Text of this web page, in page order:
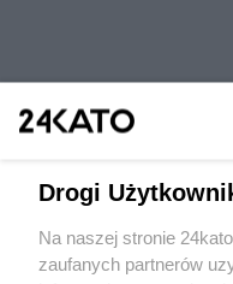
Wydawca mediów
Drogi
Na naszej stronie
zaufanych partnerów